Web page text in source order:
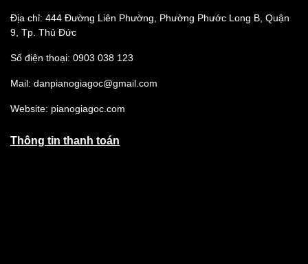
Địa chỉ: 444 Đường Liên Phường, Phường Phước Long B, Quận
9, Tp. Thủ Đức
Số điện thoại: 0903 038 123
Mail: danpianogiagoc@gmail.com
Website: pianogiagoc.com
Thông tin thanh toán